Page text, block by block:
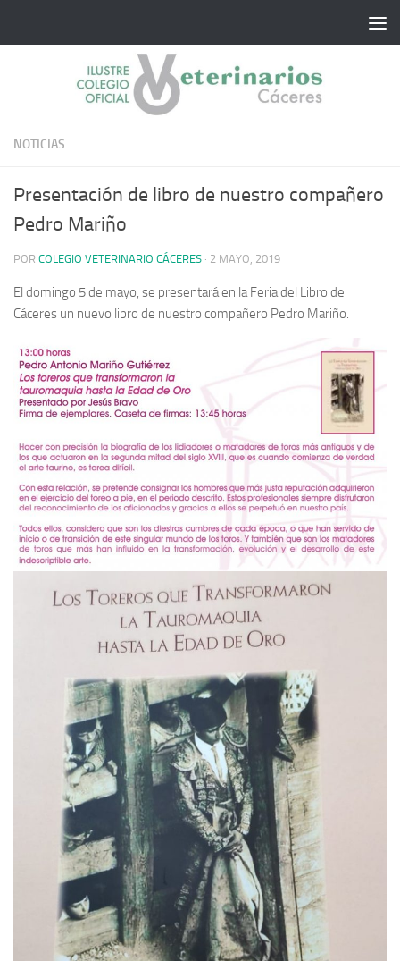
NOTICIAS
Presentación de libro de nuestro compañero
Pedro Mariño
POR COLEGIO VETERINARIO CÁCERES · 2 MAYO, 2019
El domingo 5 de mayo, se presentará en la Feria del Libro de
Cáceres un nuevo libro de nuestro compañero Pedro Mariño.